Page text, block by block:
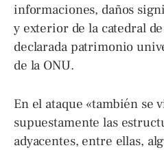
informaciones, daños
y exterior de la catedral
declarada patrimonio
de la ONU.
En el ataque «también se
supuestamente las
adyacentes, entre ellas,